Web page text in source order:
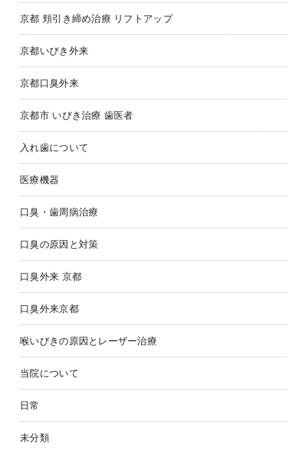
京都 頬引き締め治療 リフトアップ
京都いびき外来
京都口臭外来
京都市 いびき治療 歯医者
入れ歯について
医療機器
口臭・歯周病治療
口臭の原因と対策
口臭外来 京都
口臭外来京都
喉いびきの原因とレーザー治療
当院について
日常
未分類